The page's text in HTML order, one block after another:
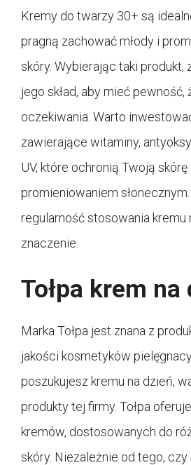
Kremy do twarzy 30+ są
pragną zachować młody i
skóry. Wybierając taki produkt,
jego skład, aby mieć pewność,
oczekiwania. Warto
zawierające witaminy,
UV, które ochronią Twoją
promieniowaniem
regularność stosowania kremu
znaczenie.
Tołpa krem na
Marka Tołpa jest znana z
jakości kosmetyków
poszukujesz kremu na dzień,
produkty tej firmy. Tołpa
kremów, dostosowanych do
skóry. Niezależnie od tego, czy